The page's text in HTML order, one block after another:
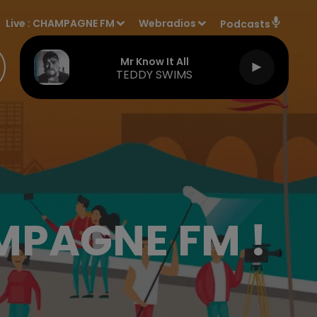
Live : CHAMPAGNE FM Webradios Podcasts
Mr Know It All
TEDDY SWIMS
FM !